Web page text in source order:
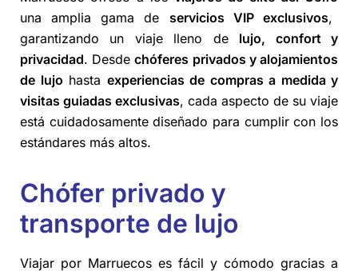
una amplia gama de servicios VIP exclusivos,
garantizando un viaje lleno de lujo, confort y
privacidad. Desdechóferes privados y alojamientos
de lujo hasta experiencias de compras a medida y
visitas guiadas exclusivas, cada aspecto de su viaje
está cuidadosamente diseñado para cumplir con los
estándares más altos.
Chófer privado y
transporte de lujo
Viajar por Marruecos es fácil y cómodo gracias a